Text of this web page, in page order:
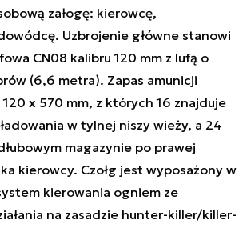
załogę: kierowcę,
Uzbrojenie główne stanowi
CN08 kalibru 120 mm z lufą o
(6,6 metra). Zapas amunicji
x 570 mm, z których 16 znajduje
w tylnej niszy wieży, a 24
magazynie po prawej
kierowcy. Czołg jest wyposażony w
kierowania ogniem ze
na zasadzie hunter-killer/killer-